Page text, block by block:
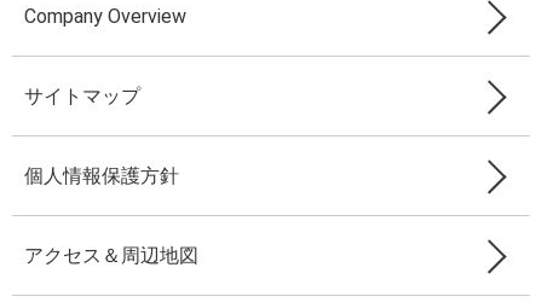
Company Overview
サイトマップ
個人情報保護方針
アクセス＆周辺地図